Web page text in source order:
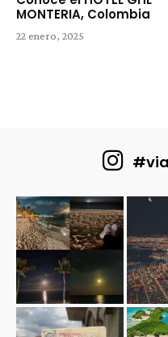
MONTERIA, Colombia
22 enero, 2025